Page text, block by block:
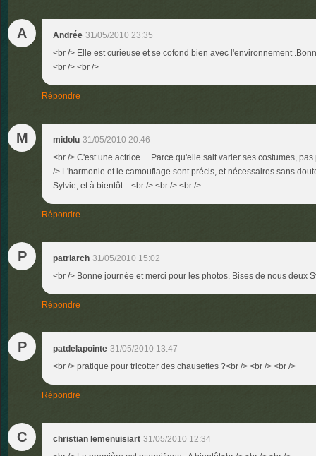
A Andrée 31/05/2010 23:35
<br /> Elle est curieuse et se cofond bien avec l'environnement
<br /> <br />
Répondre
M midolu 31/05/2010 20:46
<br /> C'est une actrice ... Parce qu'elle sait varier ses costumes,
/> L'harmonie et le camouflage sont précis, et nécessaires sans
Sylvie, et à bientôt ...<br /> <br /> <br />
Répondre
P patriarch 31/05/2010 15:02
<br /> Bonne journée et merci pour les photos. Bises de nous deux
Répondre
P patdelapointe 31/05/2010 13:47
<br /> pratique pour tricotter des chausettes ?<br /> <br /> <br />
Répondre
C christian lemenuisiart 31/05/2010 12:34